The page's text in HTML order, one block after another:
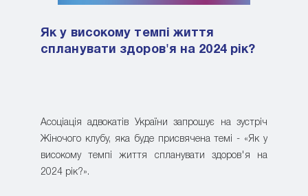
Як у високому темпі життя
спланувати здоров'я на 2024 рік?
Асоціація адвокатів України запрошує на зустріч
Жіночого клубу, яка буде присвячена темі - «Як у
високому темпі життя спланувати здоров'я на
2024 рік?».